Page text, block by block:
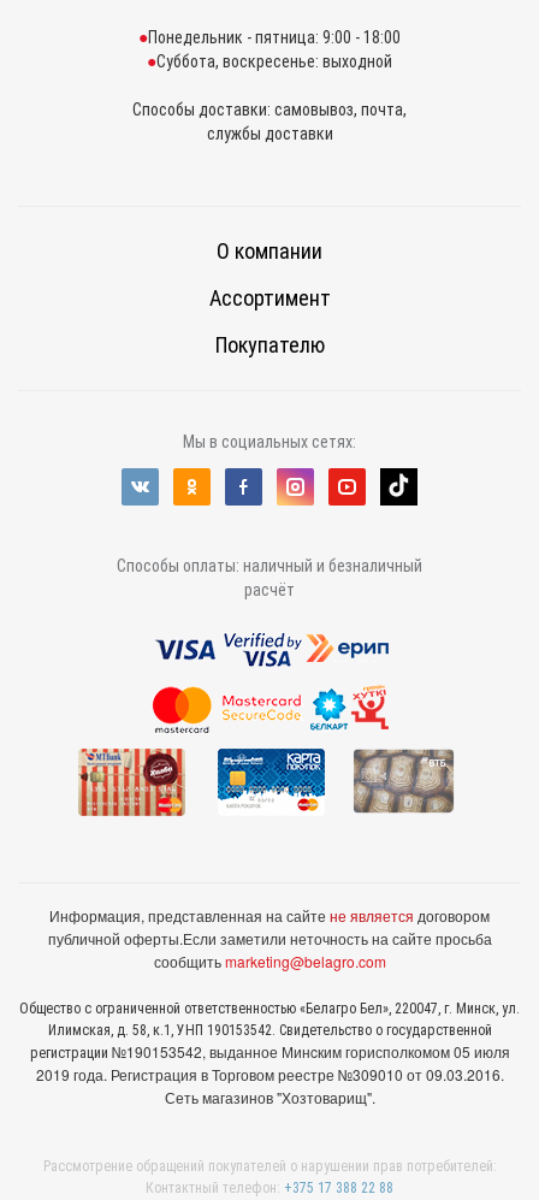
Понедельник - пятница: 9:00 - 18:00
Суббота, воскресенье: выходной
Способы доставки: самовывоз, почта,
службы доставки
О компании
Ассортимент
Покупателю
Мы в социальных сетях:
Способы оплаты: наличный и безналичный
расчёт
Информация, представленная на сайте не является договором
публичной оферты.Если заметили неточность на сайте просьба
сообщитьmarketing@belagro.com
Общество с ограниченной ответственностью «Белагро Бел», 220047, г. Минск, ул.
Илимская, д. 58, к.1, УНП 190153542. Свидетельство о государственной
регистрации №190153542, выданное Минcким горисполкомом 05 июля
2019 года. Регистрация в Торговом реестре №309010 от 09.03.2016.
Сеть магазинов "Хозтоварищ".
Рассмотрение обращений покупателей о нарушении прав потребителей:
Контактный телефон: +375 17 388 22 88